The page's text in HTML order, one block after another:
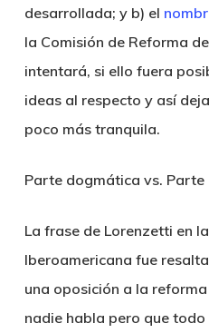
desarrollada; y b) el
la Comisión de Reforma
intentará, si ello fuera
ideas al respecto y así
poco más tranquila.
Parte dogmática vs. Parte
La frase de Lorenzetti en
Iberoamericana fue
una oposición a la
nadie habla pero que